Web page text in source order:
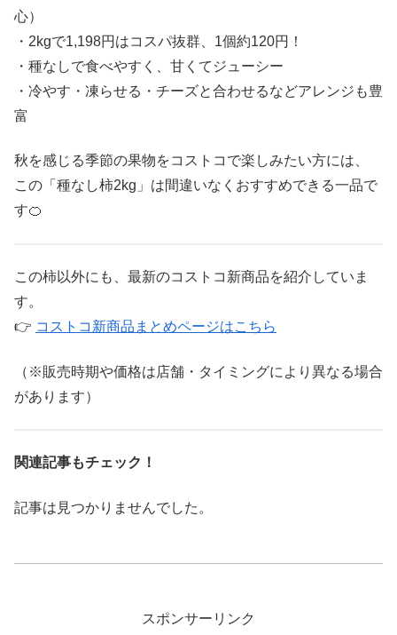
心）
・2kgで1,198円はコスパ抜群、1個約120円！
・種なしで食べやすく、甘くてジューシー
・冷やす・凍らせる・チーズと合わせるなどアレンジも豊
富
秋を感じる季節の果物をコストコで楽しみたい方には、
この「種なし柿2kg」は間違いなくおすすめできる一品で
す🍊
この柿以外にも、最新のコストコ新商品を紹介していま
す。
👉 コストコ新商品まとめページはこちら
（※販売時期や価格は店舗・タイミングにより異なる場合
があります）
関連記事もチェック！
記事は見つかりませんでした。
スポンサーリンク